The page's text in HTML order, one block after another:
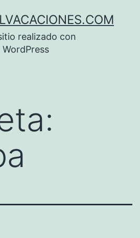
realizado con
WordPress